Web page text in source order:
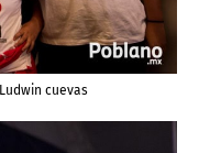
Ludwin cuevas